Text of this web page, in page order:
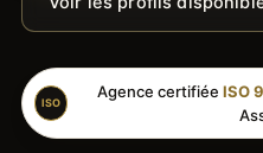
ISO
Agence certifiée ISO